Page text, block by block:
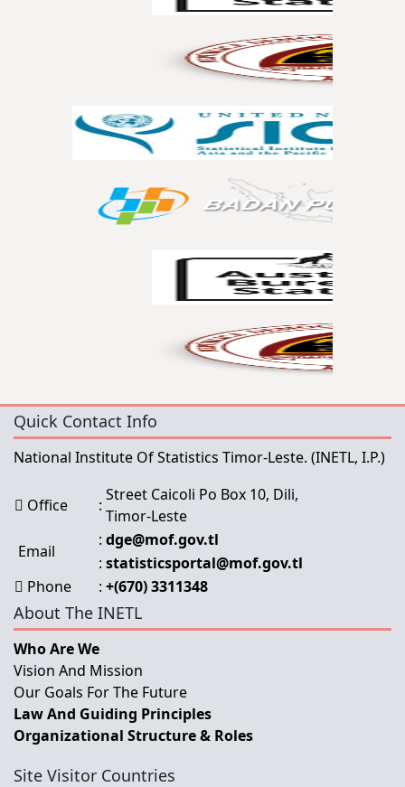
Quick Contact Info
National Institute Of Statistics Timor-Leste. (INETL, I.P.)
Office :
Street Caicoli Po Box 10, Dili,
Timor-Leste
Email
: dge@mof.gov.tl
: statisticsportal@mof.gov.tl
Phone
: +(670) 3311348
About The INETL
Who Are We
Vision And Mission
Our Goals For The Future
Law And Guiding Principles
Organizational Structure & Roles
Site Visitor Countries